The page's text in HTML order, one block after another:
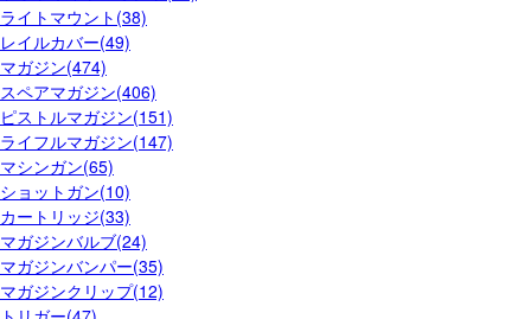
ライトマウント(38)
レイルカバー(49)
マガジン(474)
スペアマガジン(406)
ピストルマガジン(151)
ライフルマガジン(147)
マシンガン(65)
ショットガン(10)
カートリッジ(33)
マガジンバルブ(24)
マガジンバンパー(35)
マガジンクリップ(12)